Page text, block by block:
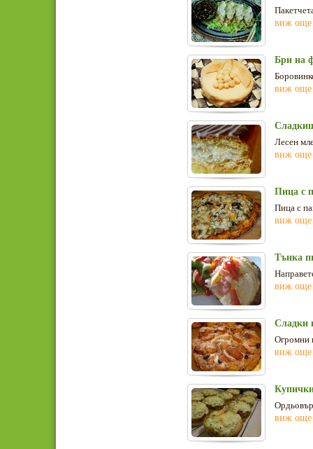
виж още
Бри на
виж още
Лесен
виж още
Пица с
Пица с
виж още
Тънка
виж още
Сладки
Огромни
виж още
виж още